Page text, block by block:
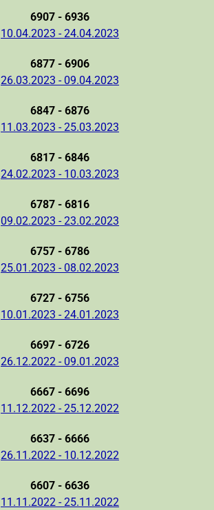
6907 - 6936
10.04.2023 - 24.04.2023
6877 - 6906
26.03.2023 - 09.04.2023
6847 - 6876
11.03.2023 - 25.03.2023
6817 - 6846
24.02.2023 - 10.03.2023
6787 - 6816
09.02.2023 - 23.02.2023
6757 - 6786
25.01.2023 - 08.02.2023
6727 - 6756
10.01.2023 - 24.01.2023
6697 - 6726
26.12.2022 - 09.01.2023
6667 - 6696
11.12.2022 - 25.12.2022
6637 - 6666
26.11.2022 - 10.12.2022
6607 - 6636
11.11.2022 - 25.11.2022